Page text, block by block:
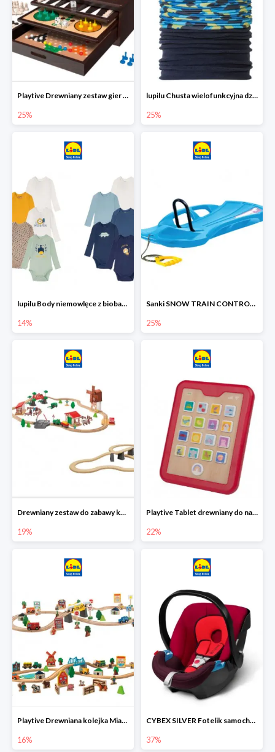
Playtive Drewniany zestaw gier 10 w 1
25%
lupilu Chusta wielofunkcyjna dziecięca
25%
lupilu Body niemowlęce z biobawełny
14%
Sanki SNOW TRAIN CONTROL -25%
25%
Drewniany zestaw do zabawy kolejką - farma i wiadukt
19%
Playtive Tablet drewniany do nauki, interaktywny
22%
Playtive Drewniana kolejka Miasto lub Farma
16%
CYBEX SILVER Fotelik samochodowy
37%